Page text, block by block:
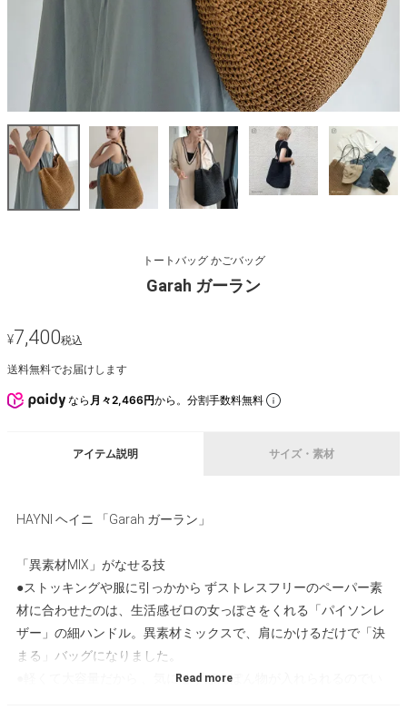
トートバッグ かごバッグ
Garah ガーラン
¥7,400税込
送料無料でお届けします
なら 月々2,466円から。分割手数料無料
アイテム説明 サイズ・素材
HAYNI ヘイニ 「Garah ガーラン」
「異素材MIX」がなせる技
●ストッキングや服に引っかから ずストレスフリーのペーパー素
材に合わせたのは、生活感ゼロの女っぽさをくれる「パイソンレ
ザー」の細ハンドル。異素材ミックスで、肩にかけるだけで「決
まる」バッグになりました。
●軽くて大容量だから 、気にせずぽんぽん物が入れられるのでい